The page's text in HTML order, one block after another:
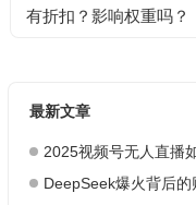
有折扣？影响权重吗？
最新文章
2025视频号无人直播如何做？挂
DeepSeek爆火背后的财富密码